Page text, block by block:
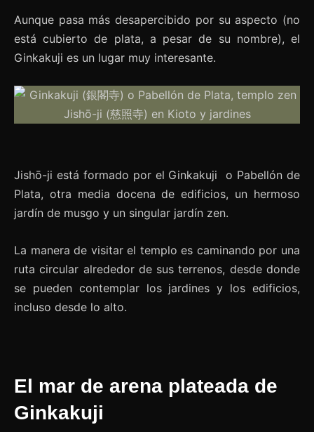
Aunque pasa más desapercibido por su aspecto (no
está cubierto de plata, a pesar de su nombre), el
Ginkakuji es un lugar muy interesante.
Jishō-ji está formado por el Ginkakuji o Pabellón de
Plata, otra media docena de edificios, un hermoso
jardín de musgo y un singular jardín zen.
La manera de visitar el templo es caminando por una
ruta circular alrededor de sus terrenos, desde donde
se pueden contemplar los jardines y los edificios,
incluso desde lo alto.
El mar de arena plateada de
Ginkakuji